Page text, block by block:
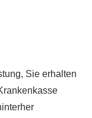
Sie erhalten